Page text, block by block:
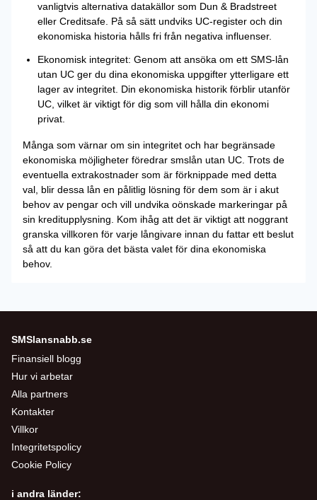
vanligtvis alternativa datakällor som Dun & Bradstreet
eller Creditsafe. På så sätt undviks UC-register och din
ekonomiska historia hålls fri från negativa influenser.
Ekonomisk integritet: Genom att ansöka om ett SMS-lån
utan UC ger du dina ekonomiska uppgifter ytterligare ett
lager av integritet. Din ekonomiska historik förblir utanför
UC, vilket är viktigt för dig som vill hålla din ekonomi
privat.
Många som värnar om sin integritet och har begränsade
ekonomiska möjligheter föredrar smslån utan UC. Trots de
eventuella extrakostnader som är förknippade med detta
val, blir dessa lån en pålitlig lösning för dem som är i akut
behov av pengar och vill undvika oönskade markeringar på
sin kreditupplysning. Kom ihåg att det är viktigt att noggrant
granska villkoren för varje långivare innan du fattar ett beslut
så att du kan göra det bästa valet för dina ekonomiska
behov.
SMSlansnabb.se
Finansiell blogg
Hur vi arbetar
Alla partners
Kontakter
Villkor
Integritetspolicy
Cookie Policy
i andra länder: